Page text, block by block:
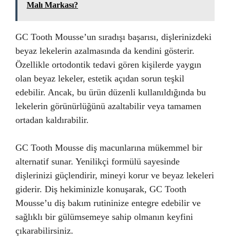
Malı Markası?
GC Tooth Mousse’un sıradışı başarısı, dişlerinizdeki
beyaz lekelerin azalmasında da kendini gösterir.
Özellikle ortodontik tedavi gören kişilerde yaygın
olan beyaz lekeler, estetik açıdan sorun teşkil
edebilir. Ancak, bu ürün düzenli kullanıldığında bu
lekelerin görünürlüğünü azaltabilir veya tamamen
ortadan kaldırabilir.
GC Tooth Mousse diş macunlarına mükemmel bir
alternatif sunar. Yenilikçi formülü sayesinde
dişlerinizi güçlendirir, mineyi korur ve beyaz lekeleri
giderir. Diş hekiminizle konuşarak, GC Tooth
Mousse’u diş bakım rutininize entegre edebilir ve
sağlıklı bir gülümsemeye sahip olmanın keyfini
çıkarabilirsiniz.